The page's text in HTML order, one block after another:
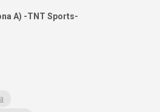
A) -TNT Sports-